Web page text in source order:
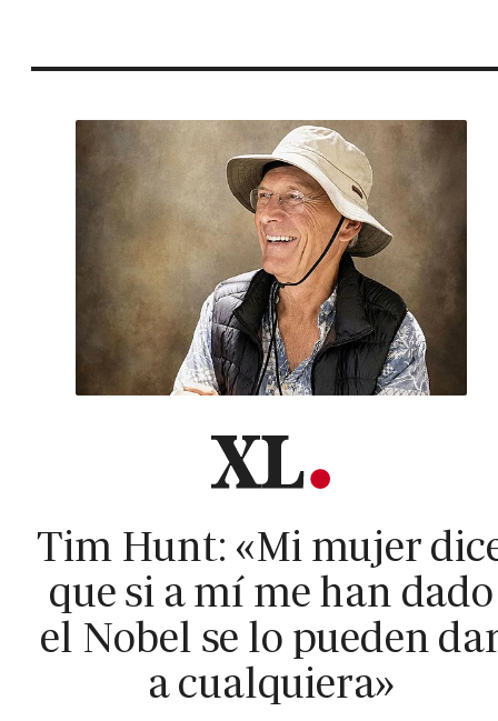
Tim Hunt: «Mi mujer
que si a mí me han dado
el Nobel se lo pueden
a cualquiera»